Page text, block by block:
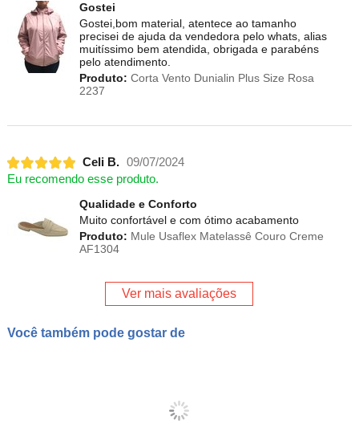
Gostei
Gostei,bom material, atentece ao tamanho
precisei de ajuda da vendedora pelo whats, alias
muitíssimo bem atendida, obrigada e parabéns
pelo atendimento.
Produto: Corta Vento Dunialin Plus Size Rosa
2237
Celi B. 09/07/2024
Eu recomendo esse produto.
Qualidade e Conforto
Muito confortável e com ótimo acabamento
Produto: Mule Usaflex Matelassê Couro Creme
AF1304
Ver mais avaliações
Você também pode gostar de